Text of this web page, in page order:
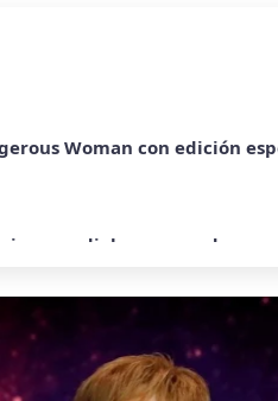
Rico
Woman con edición
mundial y sorprende con
sobre Palestina que